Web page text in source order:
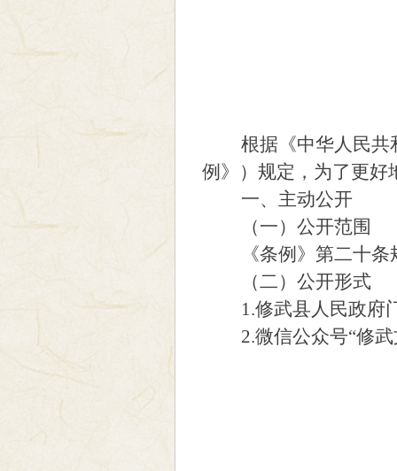
根据《中华人民共和
例》）规定，为了更好
一、主动公开
（一）公开范围
《条例》第二十条
（二）公开形式
1.修武县人民政府门
2.微信公众号“修武